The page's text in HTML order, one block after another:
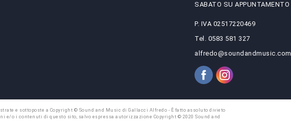
SABATO SU APPUNTAMENTO
P. IVA 02517220469
Tel. 0583 581 327
alfredo@soundandmusic.com
e sottoposte a Copyright © Sound and Music di Gallacci Alfredo - È fatto assoluto divieto
e/o i contenuti di questo sito, salvo espressa autorizzazione Copyright © 2020 Sound and